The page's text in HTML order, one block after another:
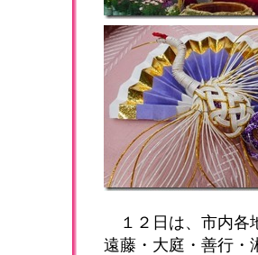
１２日は、市内各
遠藤・大庭・善行・